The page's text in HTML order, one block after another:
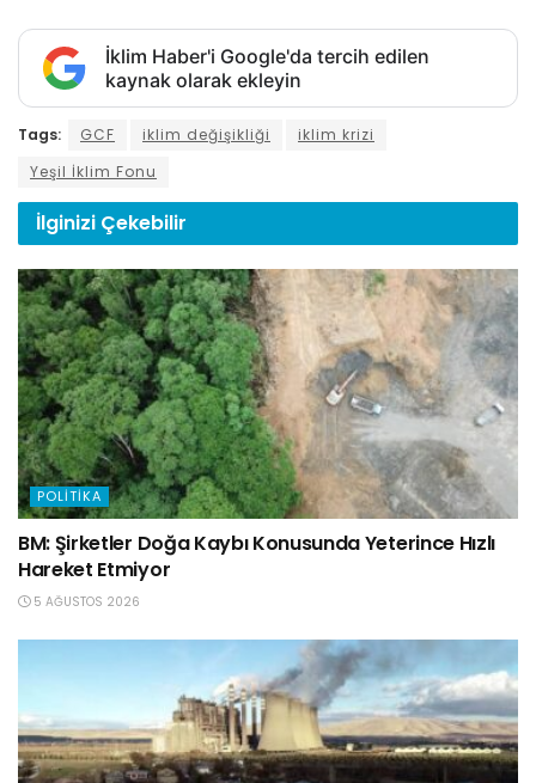
İklim Haber'i Google'da tercih edilen
kaynak olarak ekleyin
Tags: GCF iklim değişikliği
iklim krizi
Yeşil İklim Fonu
İlginizi Çekebilir
POLITIKA
BM: Şirketler Doğa Kaybı Konusunda Yeterince Hızlı
Hareket Etmiyor
5 AĞUSTOS 2026